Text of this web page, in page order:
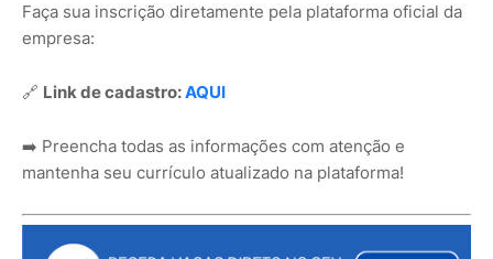
Faça sua inscrição diretamente pela plataforma oficial da
empresa:
🔗 Link de cadastro:AQUI
➡️ Preencha todas as informações com atenção e
mantenha seu currículo atualizado na plataforma!